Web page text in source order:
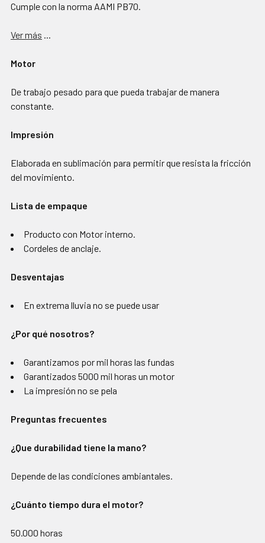
Cumple con la norma AAMI PB70.
Ver más ...
Motor
De trabajo pesado para que pueda trabajar de manera
constante.
Impresión
Elaborada en sublimación para permitir que resista la fricción
del movimiento.
Lista de empaque
Producto con Motor interno.
Cordeles de anclaje.
Desventajas
En extrema lluvia no se puede usar
¿Por qué nosotros?
Garantizamos por mil horas las fundas
Garantizados 5000 mil horas un motor
La impresión no se pela
Preguntas frecuentes
¿Que durabilidad tiene la mano?
Depende de las condiciones ambiantales.
¿Cuánto tiempo dura el motor?
50.000 horas